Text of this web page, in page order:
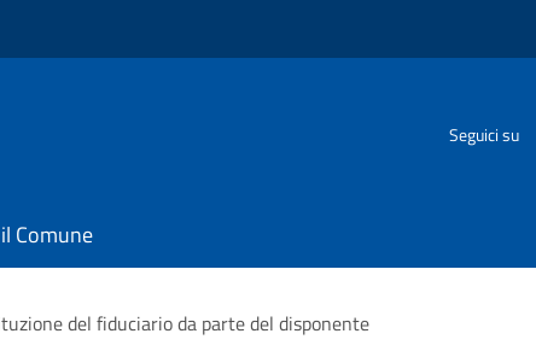
Seguici su
Comune
del fiduciario da parte del disponente